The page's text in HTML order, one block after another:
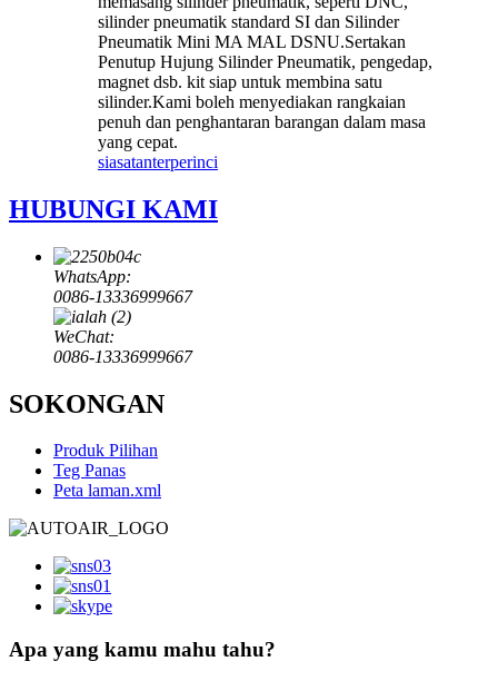
silinder pneumatik standard SI dan Silinder
Pneumatik Mini MA MAL DSNU.Sertakan
Penutup Hujung Silinder Pneumatik, pengedap,
magnet dsb. kit siap untuk membina satu
silinder.Kami boleh menyediakan rangkaian
penuh dan penghantaran barangan dalam masa
yang cepat.
siasatanterperinci
HUBUNGI KAMI
WhatsApp:
0086-13336999667
WeChat:
0086-13336999667
SOKONGAN
Produk Pilihan
Teg Panas
Peta laman.xml
Apa yang kamu mahu tahu?